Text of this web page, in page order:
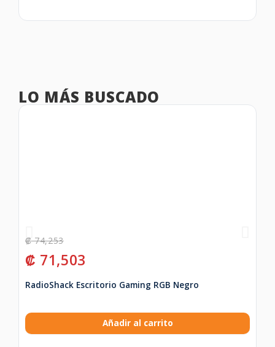
LO MÁS BUSCADO
₡74,253
₡ 71,503
RadioShack Escritorio Gaming RGB Negro
Añadir al carrito